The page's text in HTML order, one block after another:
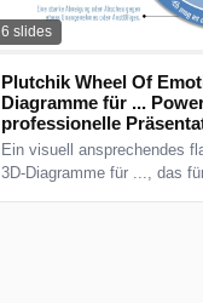
6 slides
Plutchik Wheel Of
Diagramme für ...
professionelle
Ein visuell ansprechendes
3D-Diagramme für ..., das